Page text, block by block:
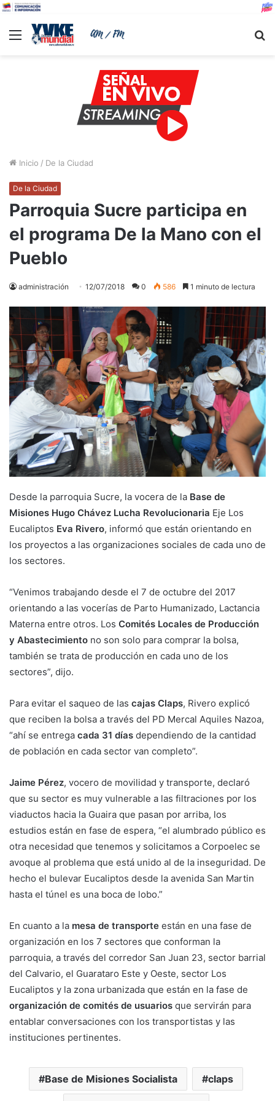
Menu
Inicio / De la Ciudad
De la Ciudad
Parroquia Sucre participa en
el programa De la Mano con el
Pueblo
administración 12/07/2018 0 586 1 minuto de lectura
Desde la parroquia Sucre, la vocera de la Base de
Misiones Hugo Chávez Lucha Revolucionaria Eje Los
Eucaliptos Eva Rivero, informó que están orientando en
los proyectos a las organizaciones sociales de cada uno de
los sectores.
“Venimos trabajando desde el 7 de octubre del 2017
orientando a las vocerías de Parto Humanizado, Lactancia
Materna entre otros. Los Comités Locales de Producción
y Abastecimiento no son solo para comprar la bolsa,
también se trata de producción en cada uno de los
sectores”, dijo.
Para evitar el saqueo de las cajas Claps, Rivero explicó
que reciben la bolsa a través del PD Mercal Aquiles Nazoa,
“ahí se entrega cada 31 días dependiendo de la cantidad
de población en cada sector van completo”.
Jaime Pérez, vocero de movilidad y transporte, declaró
que su sector es muy vulnerable a las filtraciones por los
viaductos hacia la Guaira que pasan por arriba, los
estudios están en fase de espera, “el alumbrado público es
otra necesidad que tenemos y solicitamos a Corpoelec se
avoque al problema que está unido al de la inseguridad. De
hecho el bulevar Eucaliptos desde la avenida San Martin
hasta el túnel es una boca de lobo.”
En cuanto a la mesa de transporte están en una fase de
organización en los 7 sectores que conforman la
parroquia, a través del corredor San Juan 23, sector barrial
del Calvario, el Guarataro Este y Oeste, sector Los
Eucaliptos y la zona urbanizada que están en la fase de
organización de comités de usuarios que servirán para
entablar conversaciones con los transportistas y las
instituciones pertinentes.
Base de Misiones Socialista claps